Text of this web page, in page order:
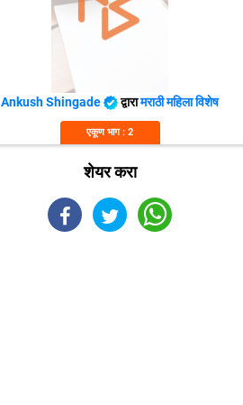
Ankush Shingade द्वारामराठी महिला विशेष
एकूण भाग : 2
शेयर करा